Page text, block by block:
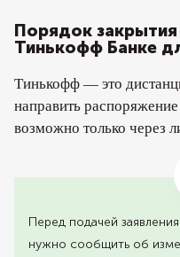
Порядок закрытия
Тинькофф Банке
Тинькофф — это
направить
возможно только через
Перед подачей
нужно сообщить об